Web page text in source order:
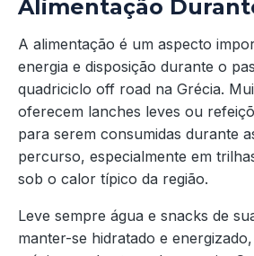
Alimentação
A alimentação é um aspecto
energia e disposição durante o
quadriciclo off road na Grécia.
oferecem lanches leves ou
para serem consumidas durante
percurso, especialmente em
sob o calor típico da região.
Leve sempre água e snacks de
manter-se hidratado e